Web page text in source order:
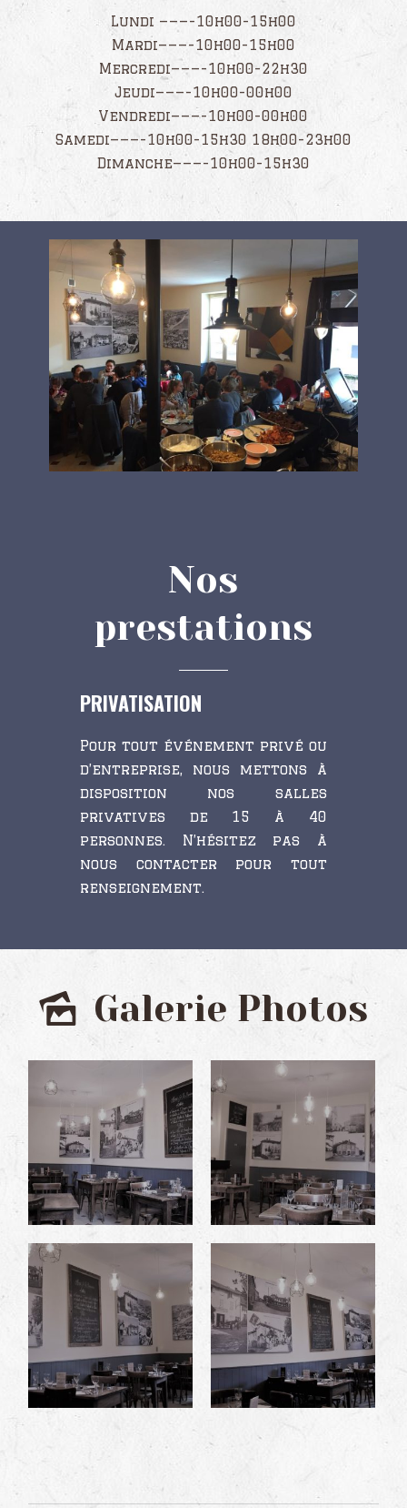
Lundi ———-10h00-15h00
Mardi———-10h00-15h00
Mercredi———-10h00-22h30
Jeudi———-10h00-00h00
Vendredi———-10h00-00h00
Samedi———-10h00-15h30 18h00-23h00
Dimanche———-10h00-15h30
Nos
prestations
PRIVATISATION
Pour tout événement privé ou
d’entreprise, nous mettons à
disposition nos salles
privatives de 15 à 40
personnes. N’hésitez pas à
nous contacter pour tout
renseignement.
Galerie Photos